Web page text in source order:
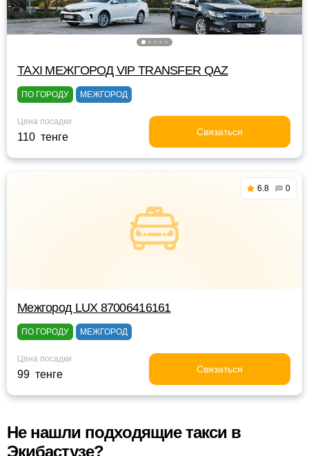
TAXI МЕЖГОРОД VIP TRANSFER QАZ
ПО ГОРОДУ МЕЖГОРОД
Цена посадки
110 тенге Связаться
6.8 0
Межгород LUX 87006416161
ПО ГОРОДУ МЕЖГОРОД
Цена посадки
99 тенге Связаться
Не нашли подходящие такси в
Экибастузе?